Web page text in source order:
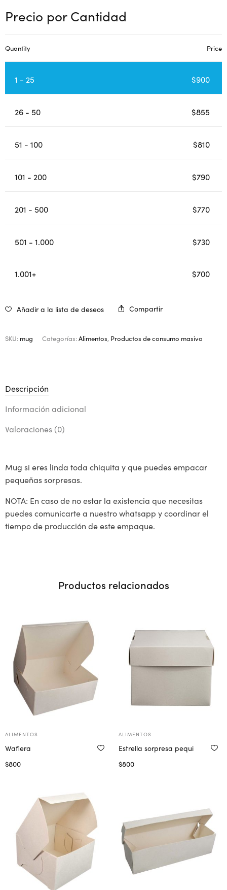
Precio por Cantidad
Quantity Price
1 - 25 $900
26 - 50 $855
51 - 100 $810
101 - 200 $790
201 - 500 $770
501 - 1.000 $730
1.001+ $700
Añadir a la lista de deseos Compartir
SKU: mug Categorías:Alimentos, Productos de consumo masivo
Descripción
Información adicional
Valoraciones (0)
Mug si eres linda toda chiquita y que puedes empacar
pequeñas sorpresas.
NOTA: En caso de no estar la existencia que necesitas
puedes comunicarte a nuestro whatsapp y coordinar el
tiempo de producción de este empaque.
Productos relacionados
ALIMENTOS
Waflera
$800
ALIMENTOS
Estrella sorpresa pequi
$800